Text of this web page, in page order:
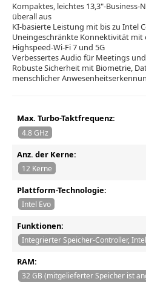
Kompaktes, leichtes 13,3"-
überall aus
KI-basierte Leistung mit bis zu Intel
Uneingeschränkte Konnektivität
Highspeed-Wi-Fi 7 und 5G
Verbessertes Audio für Meetings
Robuste Sicherheit mit Biometrie,
menschlicher
Max. Turbo-Taktfrequenz:
4.8 GHz
Anz. der Kerne:
12 Kerne
Plattform-Technologie:
Intel Evo
Funktionen:
Integrierter Speicher-Controller,
RAM:
32 GB (mitgelieferter Speicher ist